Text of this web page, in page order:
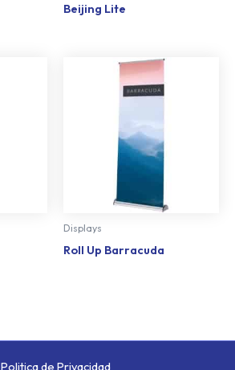
Beijing Lite
Displays
Roll Up Barracuda
Politica de Privacidad